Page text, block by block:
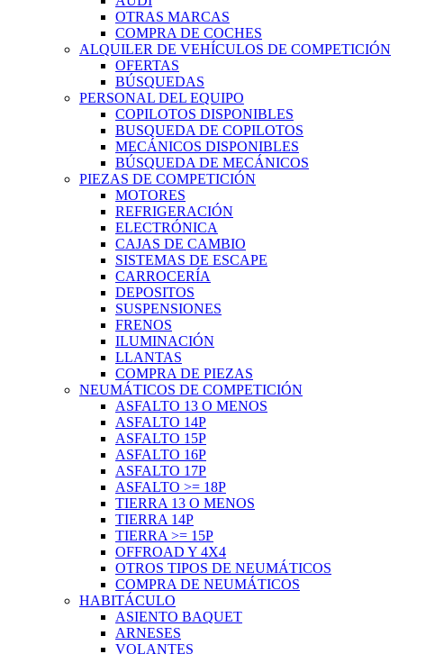
OTRAS MARCAS
COMPRA DE COCHES
ALQUILER DE VEHÍCULOS DE COMPETICIÓN
OFERTAS
BÚSQUEDAS
PERSONAL DEL EQUIPO
COPILOTOS DISPONIBLES
BUSQUEDA DE COPILOTOS
MECÁNICOS DISPONIBLES
BÚSQUEDA DE MECÁNICOS
PIEZAS DE COMPETICIÓN
MOTORES
REFRIGERACIÓN
ELECTRÓNICA
CAJAS DE CAMBIO
SISTEMAS DE ESCAPE
CARROCERÍA
DEPOSITOS
SUSPENSIONES
FRENOS
ILUMINACIÓN
LLANTAS
COMPRA DE PIEZAS
NEUMÁTICOS DE COMPETICIÓN
ASFALTO 13 O MENOS
ASFALTO 14P
ASFALTO 15P
ASFALTO 16P
ASFALTO 17P
ASFALTO >= 18P
TIERRA 13 O MENOS
TIERRA 14P
TIERRA >= 15P
OFFROAD Y 4X4
OTROS TIPOS DE NEUMÁTICOS
COMPRA DE NEUMÁTICOS
HABITÁCULO
ASIENTO BAQUET
ARNESES
VOLANTES